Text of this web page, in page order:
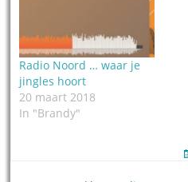
Radio Noord … waar je
jingles hoort
20 maart 2018
In "Brandy"